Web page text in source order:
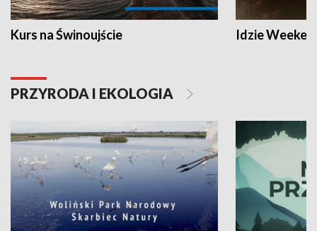
Kurs na Świnoujście Idzie
PRZYRODA I EKOLOGIA